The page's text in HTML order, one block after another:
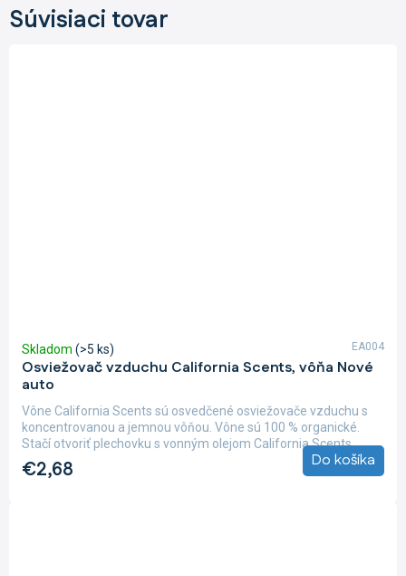
Súvisiaci tovar
Osviežovač vzduchu California Scents, vôňa Nové
auto
Skladom (>5 ks)
€2,68 Do košíka
Vône California Scents sú osvedčené osviežovače vzduchu s
koncentrovanou a jemnou vôňou. Vône sú 100 % organické.
Stačí otvoriť plechovku s vonným olejom California Scents,...
EA004